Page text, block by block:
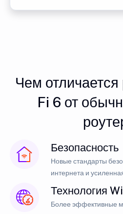
Чем отличается
Fi 6 от
Безопасность
Новые стандарты
интернета и
Технология
Более эффективные